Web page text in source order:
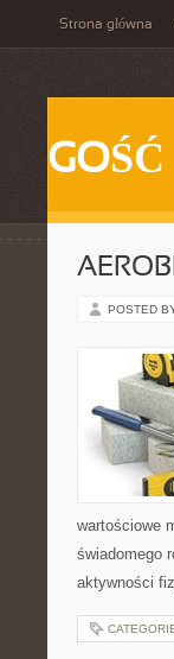
Strona główna
GOŚĆ
POSTED
wartościowe
świadomego
aktywności